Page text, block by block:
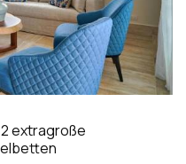
2 extragroße